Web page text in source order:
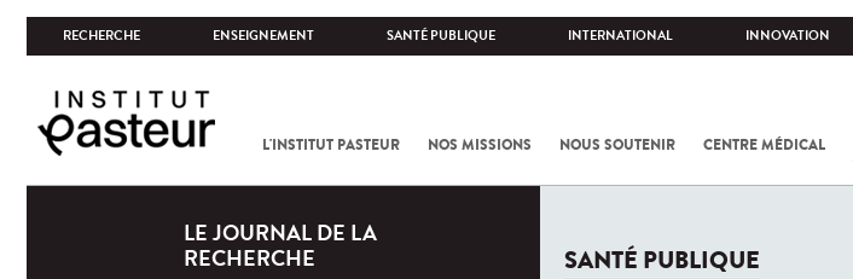
RECHERCHE ENSEIGNEMENT SANTÉ PUBLIQUE INTERNATIONAL INNOVATION
L'INSTITUT PASTEUR NOS MISSIONS NOUS SOUTENIR CENTRE MÉDICAL
LE JOURNAL DE LA
RECHERCHE
SANTÉ PUBLIQUE